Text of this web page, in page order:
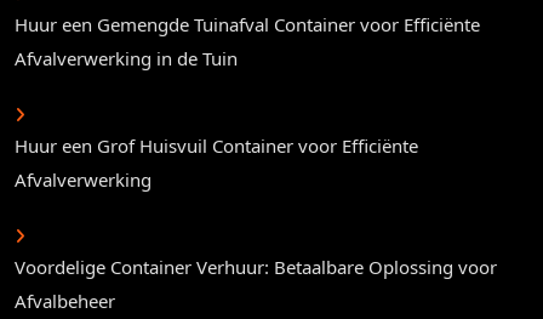
Huur een Gemengde Tuinafval Container voor Efficiënte
Afvalverwerking in de Tuin
Huur een Grof Huisvuil Container voor Efficiënte
Afvalverwerking
Voordelige Container Verhuur: Betaalbare Oplossing voor
Afvalbeheer